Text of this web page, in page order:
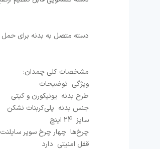
دسته متصل به بدنه برای حمل
مشخصات کلی چمدان:
ویژگی توضیحات
طرح بدنه یونیکورن و کیتی
جنس بدنه پلی‌کربنات نشکن
سایز 24 اینچ
چرخ‌ها چهار چرخ سوپر
قفل امنیتی دارد